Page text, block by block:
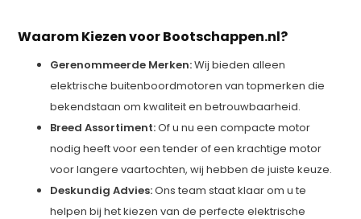
Waarom Kiezen voor Bootschappen.nl?
Gerenommeerde Merken:Wij bieden alleen
elektrische buitenboordmotoren van topmerken die
bekendstaan om kwaliteit en betrouwbaarheid.
Breed Assortiment:Of u nu een compacte motor
nodig heeft voor een tender of een krachtige motor
voor langere vaartochten, wij hebben de juiste keuze.
Deskundig Advies:Ons team staat klaar om u te
helpen bij het kiezen van de perfecte elektrische